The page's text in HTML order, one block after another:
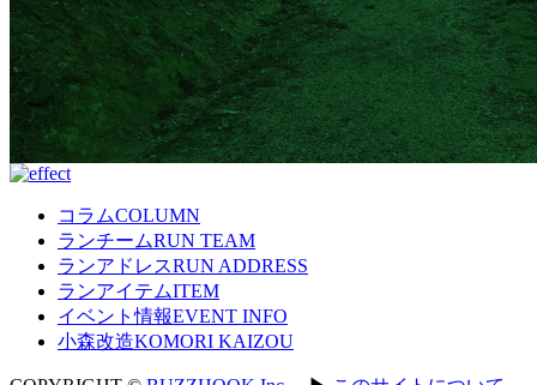
コラムCOLUMN
ランチームRUN TEAM
ランアドレスRUN ADDRESS
ランアイテムITEM
イベント情報EVENT INFO
小森改造KOMORI KAIZOU